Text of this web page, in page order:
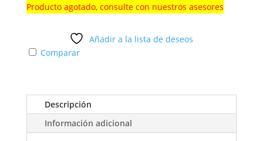
Producto agotado, consulte con nuestros asesores
Añadir a la lista de deseos
Comparar
Descripción
Información adicional